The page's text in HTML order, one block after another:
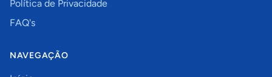
Política de Privacidade
FAQ's
NAVEGAÇÃO